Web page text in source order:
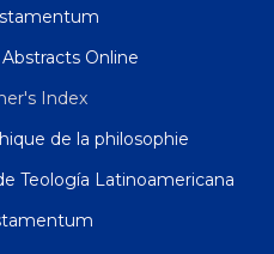
Online
Index
de la philosophie
Teología Latinoamericana